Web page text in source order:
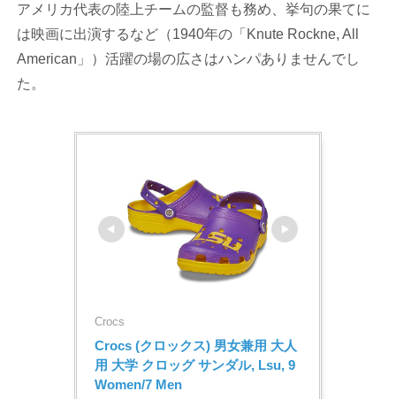
アメリカ代表の陸上チームの監督も務め、挙句の果てに
は映画に出演するなど（1940年の「Knute Rockne, All
American」）活躍の場の広さはハンパありませんでし
た。
Crocs
Crocs (クロックス) 男女兼用 大人
用 大学 クロッグ サンダル, Lsu, 9
Women/7 Men